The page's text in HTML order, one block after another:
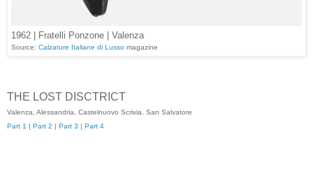
1962 | Fratelli Ponzone | Valenza
Source: Calzature Italiane di Lusso magazine
THE LOST DISCTRICT
Valenza, Alessandria, Castelnuovo Scrivia, San Salvatore
Part 1 | Part 2 | Part 3 | Part 4